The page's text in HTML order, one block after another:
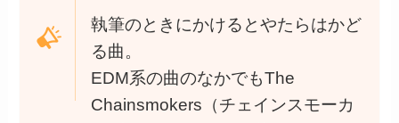
執筆のときにかけるとやたらはかど
る曲。
EDM系の曲のなかでもThe
Chainsmokers（チェインスモーカ